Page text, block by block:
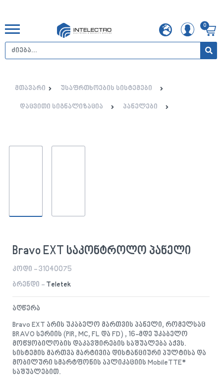
0
მთავარი უსაფრთხოების სისტემები
დაცვითი სიგნალიზაცია პანელები
Bravo EXT საკონტროლო პანელი
კოდი - 31040075
ბრენდი - Teletek
აღწერა
Bravo EXT არის უკაბელო მართვის პანელი, რომელსაც
BRAVO სერიის (PIR, MC, FL და FD) , 16-მდე უკაბელო
მოწყობილობის დაკავშირების საშუალება აქვს.
სისტემის მართვა მარტივია დისტანციური პულტისა და
მობილური სმარტფონის აპლიკაციის MobileTTE*
საშუალებით.